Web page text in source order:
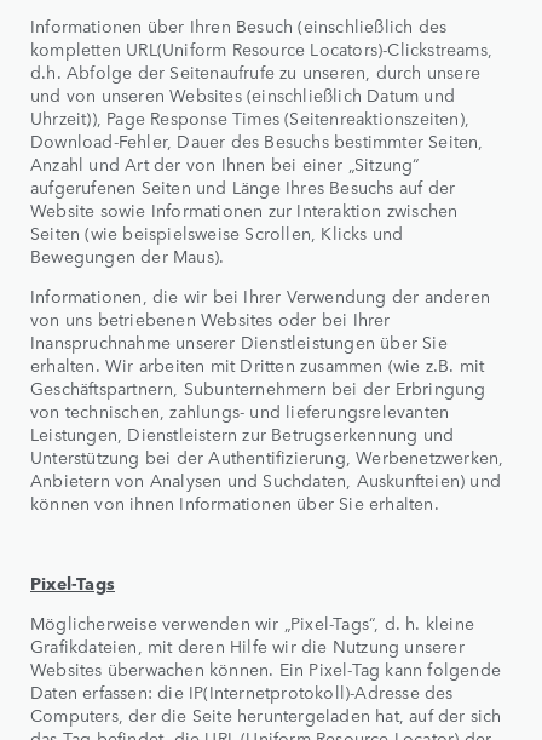
Informationen über Ihren Besuch (einschließlich des
kompletten URL(Uniform Resource Locators)-Clickstreams,
d.h. Abfolge der Seitenaufrufe zu unseren, durch unsere
und von unseren Websites (einschließlich Datum und
Uhrzeit)), Page Response Times (Seitenreaktionszeiten),
Download-Fehler, Dauer des Besuchs bestimmter Seiten,
Anzahl und Art der von Ihnen bei einer „Sitzung“
aufgerufenen Seiten und Länge Ihres Besuchs auf der
Website sowie Informationen zur Interaktion zwischen
Seiten (wie beispielsweise Scrollen, Klicks und
Bewegungen der Maus).
Informationen, die wir bei Ihrer Verwendung der anderen
von uns betriebenen Websites oder bei Ihrer
Inanspruchnahme unserer Dienstleistungen über Sie
erhalten. Wir arbeiten mit Dritten zusammen (wie z.B. mit
Geschäftspartnern, Subunternehmern bei der Erbringung
von technischen, zahlungs- und lieferungsrelevanten
Leistungen, Dienstleistern zur Betrugserkennung und
Unterstützung bei der Authentifizierung, Werbenetzwerken,
Anbietern von Analysen und Suchdaten, Auskunfteien) und
können von ihnen Informationen über Sie erhalten.
Pixel-Tags
Möglicherweise verwenden wir „Pixel-Tags“, d. h. kleine
Grafikdateien, mit deren Hilfe wir die Nutzung unserer
Websites überwachen können. Ein Pixel-Tag kann folgende
Daten erfassen: die IP(Internetprotokoll)-Adresse des
Computers, der die Seite heruntergeladen hat, auf der sich